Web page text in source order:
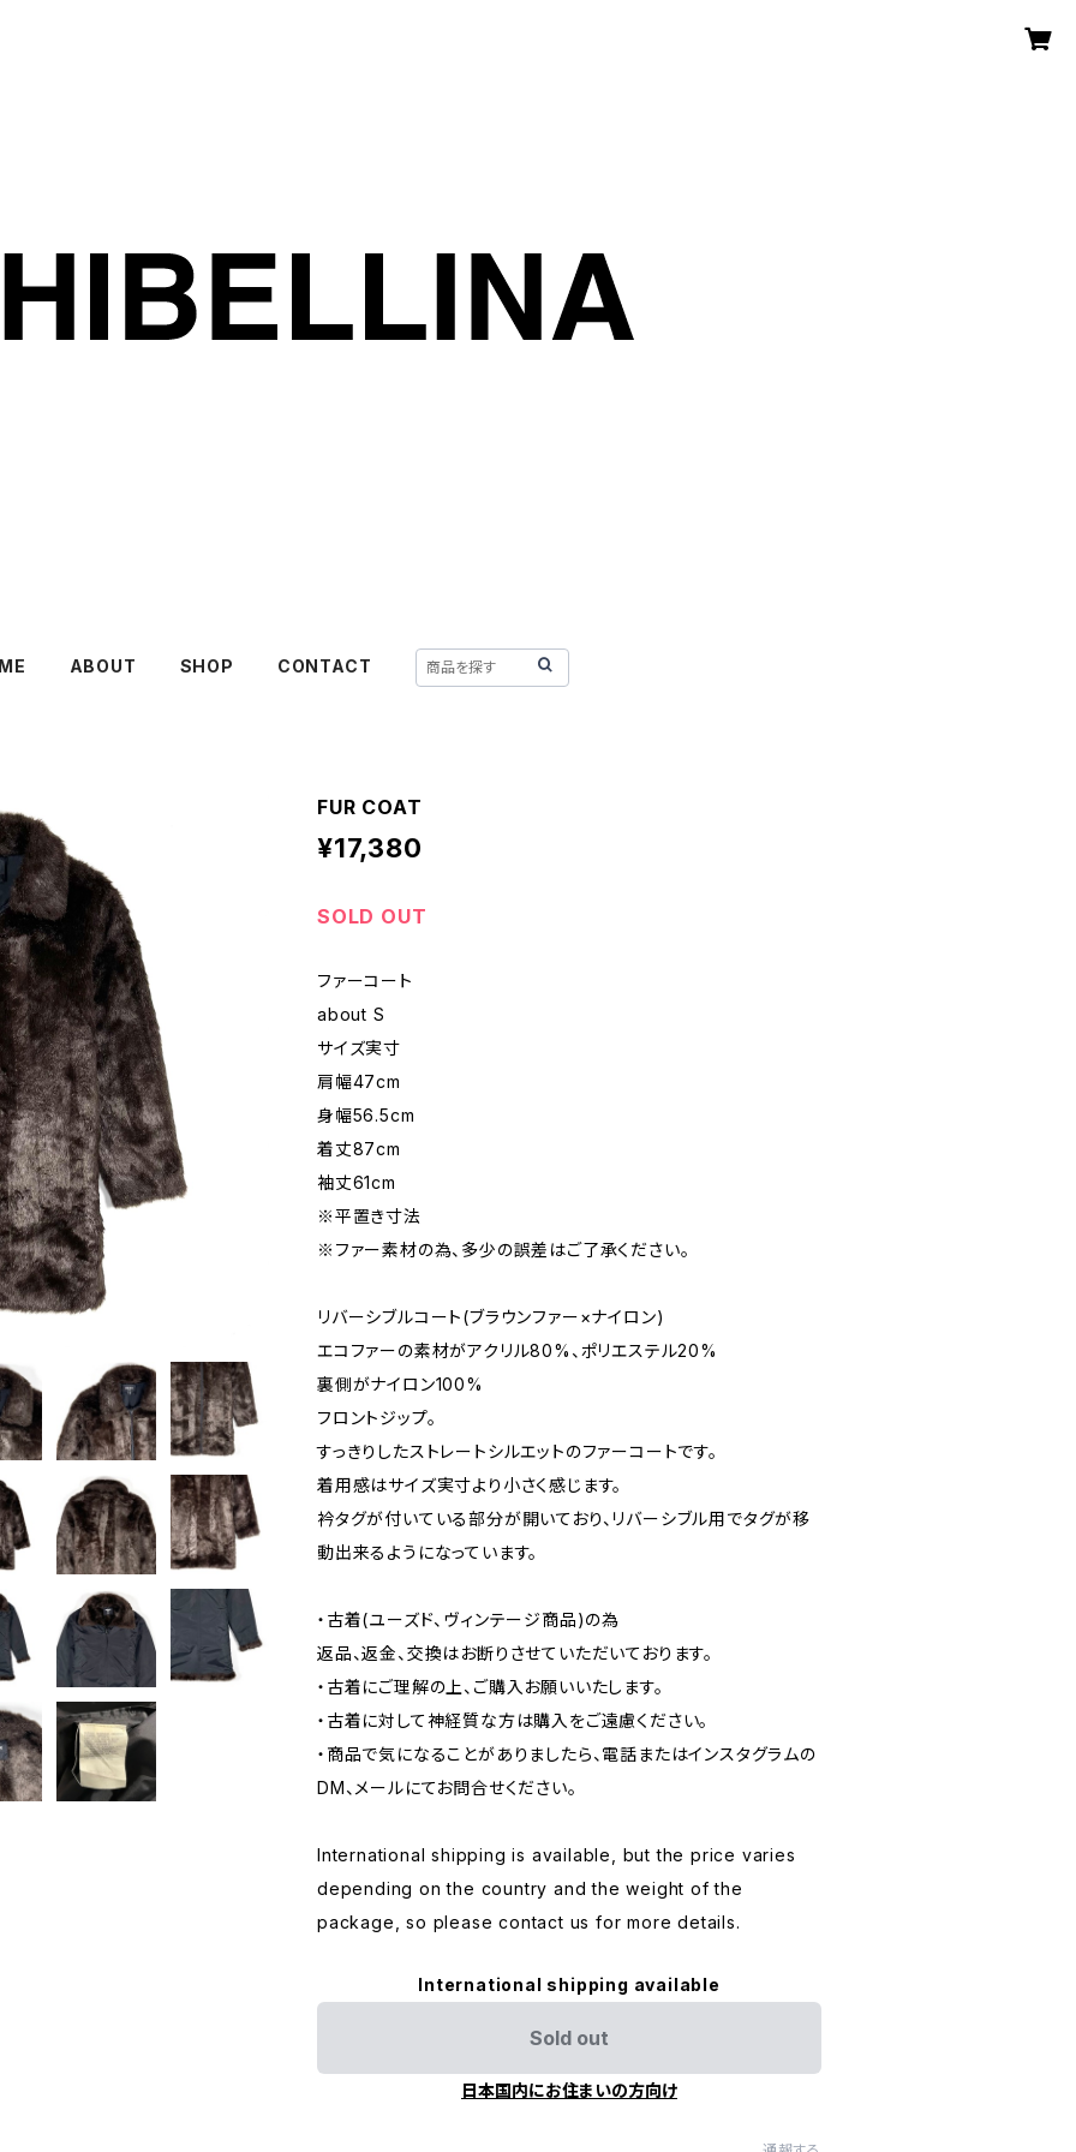
ABOUT SHOP CONTACT
FUR COAT
¥17,380
SOLD OUT
ファーコート
about S
サイズ実寸
肩幅47cm
身幅56.5cm
着丈87cm
袖丈61cm
※平置き寸法
※ファー素材の為、多少の誤差はご了承ください。
リバーシブルコート(ブラウンファー×ナイロン)
エコファーの素材がアクリル80%、ポリエステル20%
裏側がナイロン100%
フロントジップ。
すっきりしたストレートシルエットのファーコートです。
着用感はサイズ実寸より小さく感じます。
衿タグが付いている部分が開いており、リバーシブル用でタグが移
動出来るようになっています。
・古着(ユーズド、ヴィンテージ商品)の為
返品、返金、交換はお断りさせていただいております。
・古着にご理解の上、ご購入お願いいたします。
・古着に対して神経質な方は購入をご遠慮ください。
・商品で気になることがありましたら、電話またはインスタグラムの
DM、メールにてお問合せください。
International shipping is available, but the price varies
depending on the country and the weight of the
package, so please contact us for more details.
International shipping available
Sold out
日本国内にお住まいの方向け